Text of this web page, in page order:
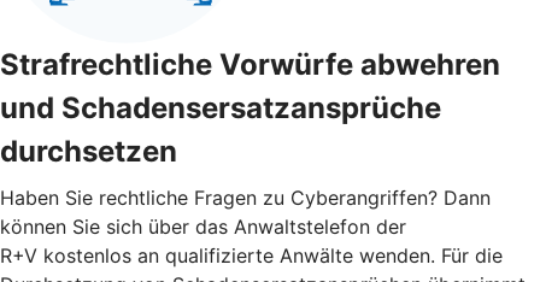
Strafrechtliche Vorwürfe abwehren
und Schadensersatzansprüche
durchsetzen
Haben Sie rechtliche Fragen zu Cyberangriffen? Dann
können Sie sich über das Anwaltstelefon der
R+V kostenlos an qualifizierte Anwälte wenden. Für die